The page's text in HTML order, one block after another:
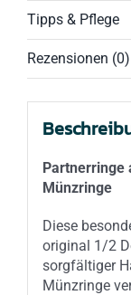
Tipps & Pflege
Rezensionen (0)
Partnerringe
Münzringe
Diese
original 1/2
sorgfältiger
Münzringe